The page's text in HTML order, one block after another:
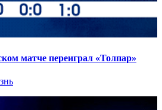
матче переиграл «Толпар»